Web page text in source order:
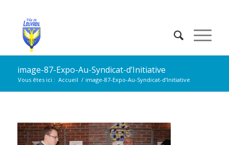
image-87-Expo-Au-Syndicat-d’Initiative
Vous êtes ici : Accueil / image-87-Expo-Au-Syndicat-d’Initiative